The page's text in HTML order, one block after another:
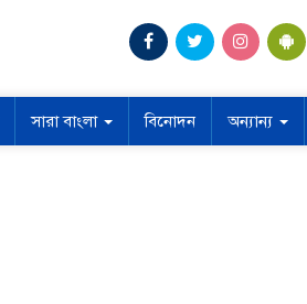
সারা বাংলা বিনোদন অন্যান্য